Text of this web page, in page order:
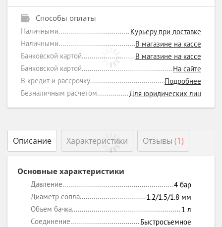
Способы оплаты
Наличными
Курьеру при доставке
Наличными
В магазине на кассе
Банковской картой
В магазине на кассе
Банковской картой
На сайте
В кредит и рассрочку
Подробнее
Безналичным расчетом
Для юридических лиц
Описание Характеристики Отзывы (1)
Основные характеристики
Давление 4 бар
Диаметр сопла
1.2/1.5/1.8 мм
Объем бачка
1 л
Соединение
Быстросъемное